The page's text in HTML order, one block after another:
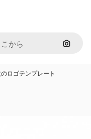
画像で
ロゴテンプレート